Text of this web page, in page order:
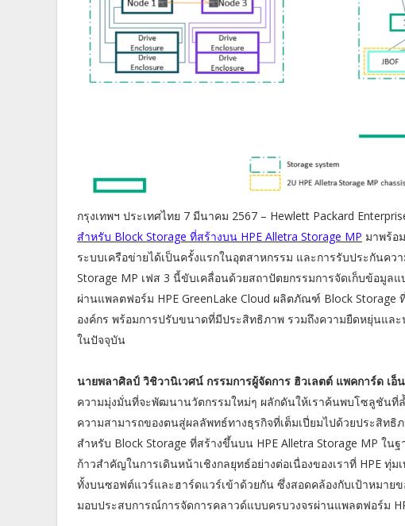
กรุงเทพฯ ประเทศไทย 7 มีนาคม 2567 – Hewlett Packard
สำหรับ Block Storage ที่สร้างบน HPE Alletra Storage MP มาพร้อ
ระบบเครือข่ายได้เป็นครั้งแรกในอุตสาหกรรม และการรับประกันคว
Storage MP เฟส 3 นี้ขับเคลื่อนด้วยสถาปัตยกรรมการจัดเก็บข้อมูล
ผ่านแพลตฟอร์ม HPE GreenLake Cloud ผลิตภัณฑ์ Block
องค์กร พร้อมการปรับขนาดที่มีประสิทธิภาพ รวมถึงความยืดหยุ่นแ
ในปัจจุบัน
นายพลาศิลป์ วิชิวานิเวศน์ กรรมการผู้จัดการ ฮิวเลตต์ แพคการ์ด เอ็
ความมุ่งมั่นที่จะพัฒนานวัตกรรมใหม่ๆ ผลักดันให้เราค้นพบโซลูชันที่
ความสามารถของตนสู่ผลลัพทธ์ทางธุรกิจที่เต็มเปี่ยมไปด้วยประสิทธิ
สำหรับ Block Storage ที่สร้างขึ้นบน HPE Alletra Storage MP ใ
ก้าวสำคัญในการเดินหน้าเชิงกลยุทธ์อย่างต่อเนื่องของเราที่ HPE ทุ่
ทั้งบนซอฟต์แวร์และฮาร์ดแวร์เข้าด้วยกัน ซึ่งสอดคล้องกับเป้าหมาย
มอบประสบการณ์การจัดการคลาวด์แบบครบวงจรผ่านแพลตฟอร์ม